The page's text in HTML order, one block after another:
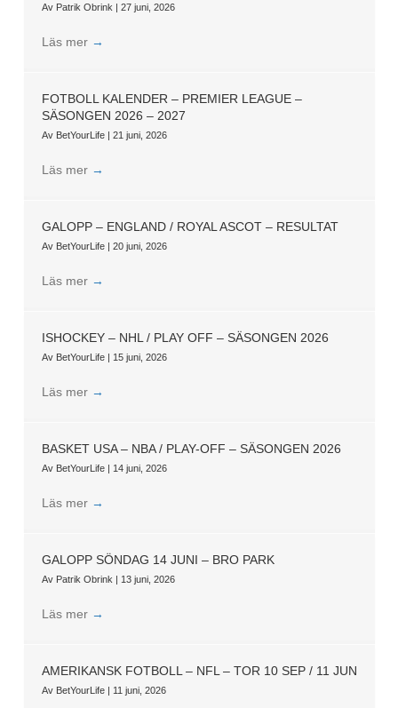
Av Patrik Obrink | 27 juni, 2026
Läs mer →
FOTBOLL KALENDER – PREMIER LEAGUE –
SÄSONGEN 2026 – 2027
Av BetYourLife | 21 juni, 2026
Läs mer →
GALOPP – ENGLAND / ROYAL ASCOT – RESULTAT
Av BetYourLife | 20 juni, 2026
Läs mer →
ISHOCKEY – NHL / PLAY OFF – SÄSONGEN 2026
Av BetYourLife | 15 juni, 2026
Läs mer →
BASKET USA – NBA / PLAY-OFF – SÄSONGEN 2026
Av BetYourLife | 14 juni, 2026
Läs mer →
GALOPP SÖNDAG 14 JUNI – BRO PARK
Av Patrik Obrink | 13 juni, 2026
Läs mer →
AMERIKANSK FOTBOLL – NFL – TOR 10 SEP / 11 JUN
Av BetYourLife | 11 juni, 2026